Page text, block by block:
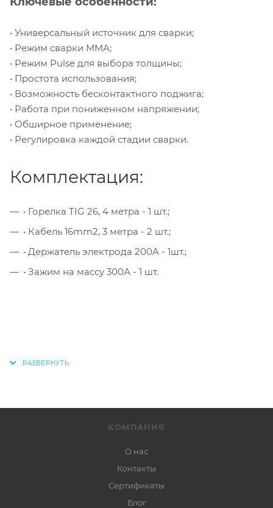
• Универсальный источник для сварки;
• Режим сварки MMA;
• Режим Pulse для выбора толщины;
• Простота использования;
• Возможность бесконтактного поджига;
• Работа при пониженном напряжении;
• Обширное применение;
• Регулировка каждой стадии сварки.
Комплектация:
• Горелка TIG 26, 4 метра - 1 шт.;
• Кабель 16mm2, 3 метра - 2 шт.;
• Держатель электрода 200A - 1шт.;
• Зажим на массу 300А - 1 шт.
КОМПАНИЯ
О нас
Контакты
Сертификаты
Блог